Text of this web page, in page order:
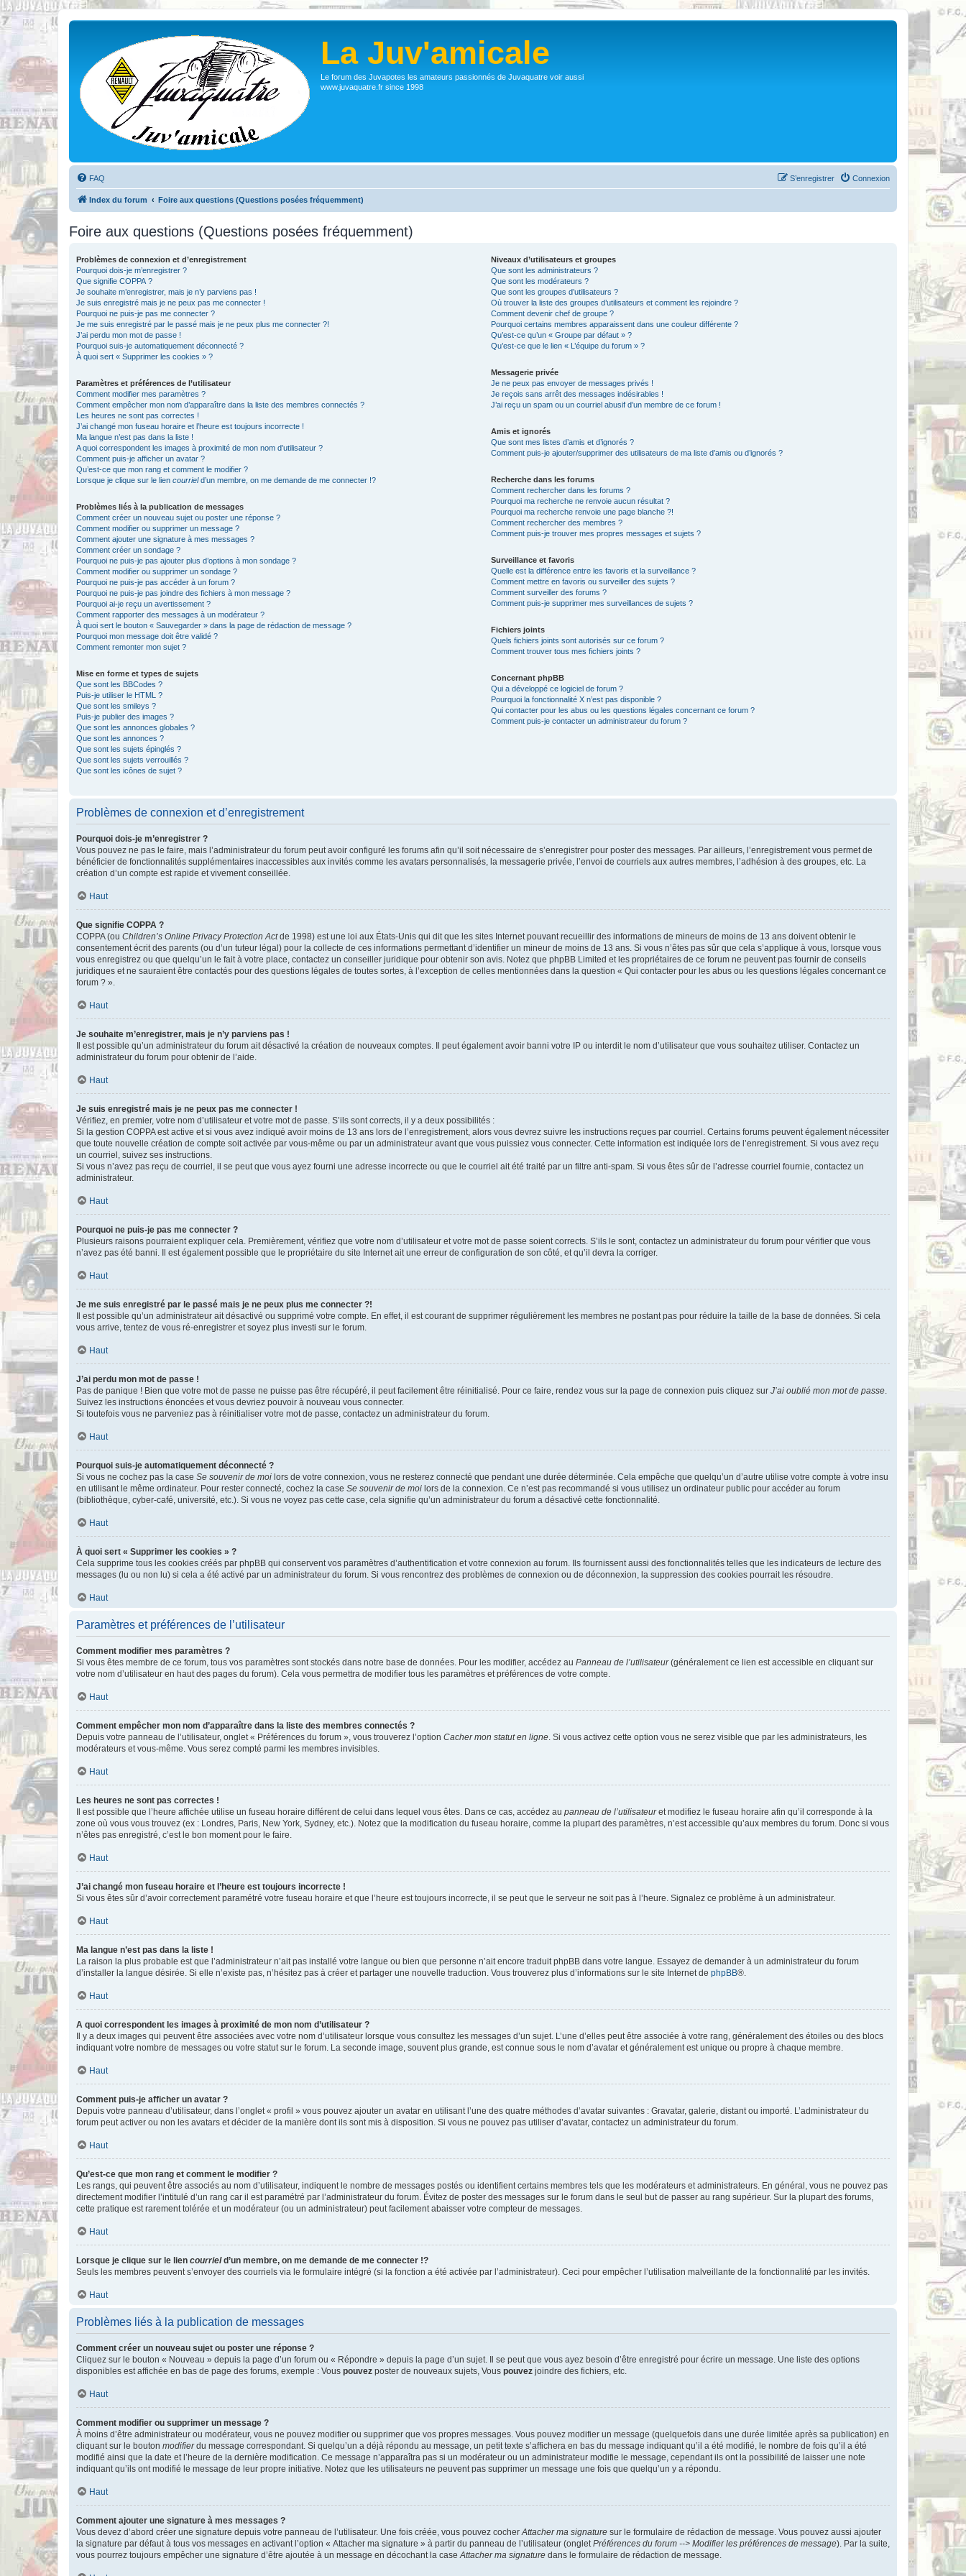
La Juv'amicale
Le forum des Juvapotes les amateurs passionnés de Juvaquatre voir aussi
www.juvaquatre.fr since 1998
FAQ Connexion
S’enregistrer
Index du forum Foire aux questions (Questions posées fréquemment)
Foire aux questions (Questions posées fréquemment)
Problèmes de connexion et d’enregistrement
Pourquoi dois-je m’enregistrer ?
Que signifie COPPA ?
Je souhaite m’enregistrer, mais je n’y parviens pas !
Je suis enregistré mais je ne peux pas me connecter !
Pourquoi ne puis-je pas me connecter ?
Je me suis enregistré par le passé mais je ne peux plus me connecter ?!
J’ai perdu mon mot de passe !
Pourquoi suis-je automatiquement déconnecté ?
À quoi sert « Supprimer les cookies » ?
Paramètres et préférences de l’utilisateur
Comment modifier mes paramètres ?
Comment empêcher mon nom d’apparaître dans la liste des membres connectés ?
Les heures ne sont pas correctes !
J’ai changé mon fuseau horaire et l’heure est toujours incorrecte !
Ma langue n’est pas dans la liste !
A quoi correspondent les images à proximité de mon nom d’utilisateur ?
Comment puis-je afficher un avatar ?
Qu’est-ce que mon rang et comment le modifier ?
Lorsque je clique sur le lien courrield’un membre, on me demande de me connecter !?
Problèmes liés à la publication de messages
Comment créer un nouveau sujet ou poster une réponse ?
Comment modifier ou supprimer un message ?
Comment ajouter une signature à mes messages ?
Comment créer un sondage ?
Pourquoi ne puis-je pas ajouter plus d’options à mon sondage ?
Comment modifier ou supprimer un sondage ?
Pourquoi ne puis-je pas accéder à un forum ?
Pourquoi ne puis-je pas joindre des fichiers à mon message ?
Pourquoi ai-je reçu un avertissement ?
Comment rapporter des messages à un modérateur ?
À quoi sert le bouton « Sauvegarder » dans la page de rédaction de message ?
Pourquoi mon message doit être validé ?
Comment remonter mon sujet ?
Mise en forme et types de sujets
Que sont les BBCodes ?
Puis-je utiliser le HTML ?
Que sont les smileys ?
Puis-je publier des images ?
Que sont les annonces globales ?
Que sont les annonces ?
Que sont les sujets épinglés ?
Que sont les sujets verrouillés ?
Que sont les icônes de sujet ?
Niveaux d’utilisateurs et groupes
Que sont les administrateurs ?
Que sont les modérateurs ?
Que sont les groupes d’utilisateurs ?
Où trouver la liste des groupes d’utilisateurs et comment les rejoindre ?
Comment devenir chef de groupe ?
Pourquoi certains membres apparaissent dans une couleur différente ?
Qu’est-ce qu’un « Groupe par défaut » ?
Qu’est-ce que le lien « L’équipe du forum » ?
Messagerie privée
Je ne peux pas envoyer de messages privés !
Je reçois sans arrêt des messages indésirables !
J’ai reçu un spam ou un courriel abusif d’un membre de ce forum !
Amis et ignorés
Que sont mes listes d’amis et d’ignorés ?
Comment puis-je ajouter/supprimer des utilisateurs de ma liste d’amis ou d’ignorés ?
Recherche dans les forums
Comment rechercher dans les forums ?
Pourquoi ma recherche ne renvoie aucun résultat ?
Pourquoi ma recherche renvoie une page blanche ?!
Comment rechercher des membres ?
Comment puis-je trouver mes propres messages et sujets ?
Surveillance et favoris
Quelle est la différence entre les favoris et la surveillance ?
Comment mettre en favoris ou surveiller des sujets ?
Comment surveiller des forums ?
Comment puis-je supprimer mes surveillances de sujets ?
Fichiers joints
Quels fichiers joints sont autorisés sur ce forum ?
Comment trouver tous mes fichiers joints ?
Concernant phpBB
Qui a développé ce logiciel de forum ?
Pourquoi la fonctionnalité X n’est pas disponible ?
Qui contacter pour les abus ou les questions légales concernant ce forum ?
Comment puis-je contacter un administrateur du forum ?
Problèmes de connexion et d’enregistrement
Pourquoi dois-je m’enregistrer ?
Vous pouvez ne pas le faire, mais l’administrateur du forum peut avoir configuré les forums afin qu’il soit nécessaire de s’enregistrer pour poster des messages. Par ailleurs, l’enregistrement vous permet de
bénéficier de fonctionnalités supplémentaires inaccessibles aux invités comme les avatars personnalisés, la messagerie privée, l’envoi de courriels aux autres membres, l’adhésion à des groupes, etc. La
création d’un compte est rapide et vivement conseillée.
Haut
Que signifie COPPA ?
COPPA (ou Children’s Online Privacy Protection Actde 1998) est une loi aux États-Unis qui dit que les sites Internet pouvant recueillir des informations de mineurs de moins de 13 ans doivent obtenir le
consentement écrit des parents (ou d’un tuteur légal) pour la collecte de ces informations permettant d’identifier un mineur de moins de 13 ans. Si vous n’êtes pas sûr que cela s’applique à vous, lorsque vous
vous enregistrez ou que quelqu’un le fait à votre place, contactez un conseiller juridique pour obtenir son avis. Notez que phpBB Limited et les propriétaires de ce forum ne peuvent pas fournir de conseils
juridiques et ne sauraient être contactés pour des questions légales de toutes sortes, à l’exception de celles mentionnées dans la question « Qui contacter pour les abus ou les questions légales concernant ce
forum ? ».
Haut
Je souhaite m’enregistrer, mais je n’y parviens pas !
Il est possible qu’un administrateur du forum ait désactivé la création de nouveaux comptes. Il peut également avoir banni votre IP ou interdit le nom d’utilisateur que vous souhaitez utiliser. Contactez un
administrateur du forum pour obtenir de l’aide.
Haut
Je suis enregistré mais je ne peux pas me connecter !
Vérifiez, en premier, votre nom d’utilisateur et votre mot de passe. S’ils sont corrects, il y a deux possibilités :
Si la gestion COPPA est active et si vous avez indiqué avoir moins de 13 ans lors de l’enregistrement, alors vous devrez suivre les instructions reçues par courriel. Certains forums peuvent également nécessiter
que toute nouvelle création de compte soit activée par vous-même ou par un administrateur avant que vous puissiez vous connecter. Cette information est indiquée lors de l’enregistrement. Si vous avez reçu
un courriel, suivez ses instructions.
Si vous n’avez pas reçu de courriel, il se peut que vous ayez fourni une adresse incorrecte ou que le courriel ait été traité par un filtre anti-spam. Si vous êtes sûr de l’adresse courriel fournie, contactez un
administrateur.
Haut
Pourquoi ne puis-je pas me connecter ?
Plusieurs raisons pourraient expliquer cela. Premièrement, vérifiez que votre nom d’utilisateur et votre mot de passe soient corrects. S’ils le sont, contactez un administrateur du forum pour vérifier que vous
n’avez pas été banni. Il est également possible que le propriétaire du site Internet ait une erreur de configuration de son côté, et qu’il devra la corriger.
Haut
Je me suis enregistré par le passé mais je ne peux plus me connecter ?!
Il est possible qu’un administrateur ait désactivé ou supprimé votre compte. En effet, il est courant de supprimer régulièrement les membres ne postant pas pour réduire la taille de la base de données. Si cela
vous arrive, tentez de vous ré-enregistrer et soyez plus investi sur le forum.
Haut
J’ai perdu mon mot de passe !
Pas de panique ! Bien que votre mot de passe ne puisse pas être récupéré, il peut facilement être réinitialisé. Pour ce faire, rendez vous sur la page de connexion puis cliquez sur J’ai oublié mon mot de passe.
Suivez les instructions énoncées et vous devriez pouvoir à nouveau vous connecter.
Si toutefois vous ne parveniez pas à réinitialiser votre mot de passe, contactez un administrateur du forum.
Haut
Pourquoi suis-je automatiquement déconnecté ?
Si vous ne cochez pas la case Se souvenir de moi lors de votre connexion, vous ne resterez connecté que pendant une durée déterminée. Cela empêche que quelqu’un d’autre utilise votre compte à votre insu
en utilisant le même ordinateur. Pour rester connecté, cochez la case Se souvenir de moi lors de la connexion. Ce n’est pas recommandé si vous utilisez un ordinateur public pour accéder au forum
(bibliothèque, cyber-café, université, etc.). Si vous ne voyez pas cette case, cela signifie qu’un administrateur du forum a désactivé cette fonctionnalité.
Haut
À quoi sert « Supprimer les cookies » ?
Cela supprime tous les cookies créés par phpBB qui conservent vos paramètres d’authentification et votre connexion au forum. Ils fournissent aussi des fonctionnalités telles que les indicateurs de lecture des
messages (lu ou non lu) si cela a été activé par un administrateur du forum. Si vous rencontrez des problèmes de connexion ou de déconnexion, la suppression des cookies pourrait les résoudre.
Haut
Paramètres et préférences de l’utilisateur
Comment modifier mes paramètres ?
Si vous êtes membre de ce forum, tous vos paramètres sont stockés dans notre base de données. Pour les modifier, accédez au Panneau de l’utilisateur(généralement ce lien est accessible en cliquant sur
votre nom d’utilisateur en haut des pages du forum). Cela vous permettra de modifier tous les paramètres et préférences de votre compte.
Haut
Comment empêcher mon nom d’apparaître dans la liste des membres connectés ?
Depuis votre panneau de l’utilisateur, onglet « Préférences du forum », vous trouverez l’option Cacher mon statut en ligne. Si vous activez cette option vous ne serez visible que par les administrateurs, les
modérateurs et vous-même. Vous serez compté parmi les membres invisibles.
Haut
Les heures ne sont pas correctes !
Il est possible que l’heure affichée utilise un fuseau horaire différent de celui dans lequel vous êtes. Dans ce cas, accédez au panneau de l’utilisateuret modifiez le fuseau horaire afin qu’il corresponde à la
zone où vous vous trouvez (ex : Londres, Paris, New York, Sydney, etc.). Notez que la modification du fuseau horaire, comme la plupart des paramètres, n’est accessible qu’aux membres du forum. Donc si vous
n’êtes pas enregistré, c’est le bon moment pour le faire.
Haut
J’ai changé mon fuseau horaire et l’heure est toujours incorrecte !
Si vous êtes sûr d’avoir correctement paramétré votre fuseau horaire et que l’heure est toujours incorrecte, il se peut que le serveur ne soit pas à l’heure. Signalez ce problème à un administrateur.
Haut
Ma langue n’est pas dans la liste !
La raison la plus probable est que l’administrateur n’ait pas installé votre langue ou bien que personne n’ait encore traduit phpBB dans votre langue. Essayez de demander à un administrateur du forum
d’installer la langue désirée. Si elle n’existe pas, n’hésitez pas à créer et partager une nouvelle traduction. Vous trouverez plus d’informations sur le site Internet de phpBB®.
Haut
A quoi correspondent les images à proximité de mon nom d’utilisateur ?
Il y a deux images qui peuvent être associées avec votre nom d’utilisateur lorsque vous consultez les messages d’un sujet. L’une d’elles peut être associée à votre rang, généralement des étoiles ou des blocs
indiquant votre nombre de messages ou votre statut sur le forum. La seconde image, souvent plus grande, est connue sous le nom d’avatar et généralement est unique ou propre à chaque membre.
Haut
Comment puis-je afficher un avatar ?
Depuis votre panneau d’utilisateur, dans l’onglet « profil » vous pouvez ajouter un avatar en utilisant l’une des quatre méthodes d’avatar suivantes : Gravatar, galerie, distant ou importé. L’administrateur du
forum peut activer ou non les avatars et décider de la manière dont ils sont mis à disposition. Si vous ne pouvez pas utiliser d’avatar, contactez un administrateur du forum.
Haut
Qu’est-ce que mon rang et comment le modifier ?
Les rangs, qui peuvent être associés au nom d’utilisateur, indiquent le nombre de messages postés ou identifient certains membres tels que les modérateurs et administrateurs. En général, vous ne pouvez pas
directement modifier l’intitulé d’un rang car il est paramétré par l’administrateur du forum. Évitez de poster des messages sur le forum dans le seul but de passer au rang supérieur. Sur la plupart des forums,
cette pratique est rarement tolérée et un modérateur (ou un administrateur) peut facilement abaisser votre compteur de messages.
Haut
Lorsque je clique sur le lien courrield’un membre, on me demande de me connecter !?
Seuls les membres peuvent s’envoyer des courriels via le formulaire intégré (si la fonction a été activée par l’administrateur). Ceci pour empêcher l’utilisation malveillante de la fonctionnalité par les invités.
Haut
Problèmes liés à la publication de messages
Comment créer un nouveau sujet ou poster une réponse ?
Cliquez sur le bouton « Nouveau » depuis la page d’un forum ou « Répondre » depuis la page d’un sujet. Il se peut que vous ayez besoin d’être enregistré pour écrire un message. Une liste des options
disponibles est affichée en bas de page des forums, exemple : Vous pouvez poster de nouveaux sujets, Vous pouvez joindre des fichiers, etc.
Haut
Comment modifier ou supprimer un message ?
À moins d’être administrateur ou modérateur, vous ne pouvez modifier ou supprimer que vos propres messages. Vous pouvez modifier un message (quelquefois dans une durée limitée après sa publication) en
cliquant sur le bouton modifierdu message correspondant. Si quelqu’un a déjà répondu au message, un petit texte s’affichera en bas du message indiquant qu’il a été modifié, le nombre de fois qu’il a été
modifié ainsi que la date et l’heure de la dernière modification. Ce message n’apparaîtra pas si un modérateur ou un administrateur modifie le message, cependant ils ont la possibilité de laisser une note
indiquant qu’ils ont modifié le message de leur propre initiative. Notez que les utilisateurs ne peuvent pas supprimer un message une fois que quelqu’un y a répondu.
Haut
Comment ajouter une signature à mes messages ?
Vous devez d’abord créer une signature depuis votre panneau de l’utilisateur. Une fois créée, vous pouvez cocherAttacher ma signature sur le formulaire de rédaction de message. Vous pouvez aussi ajouter
la signature par défaut à tous vos messages en activant l’option « Attacher ma signature » à partir du panneau de l’utilisateur (ongletPréférences du forum --> Modifier les préférences de message). Par la suite,
vous pourrez toujours empêcher une signature d’être ajoutée à un message en décochant la caseAttacher ma signature dans le formulaire de rédaction de message.